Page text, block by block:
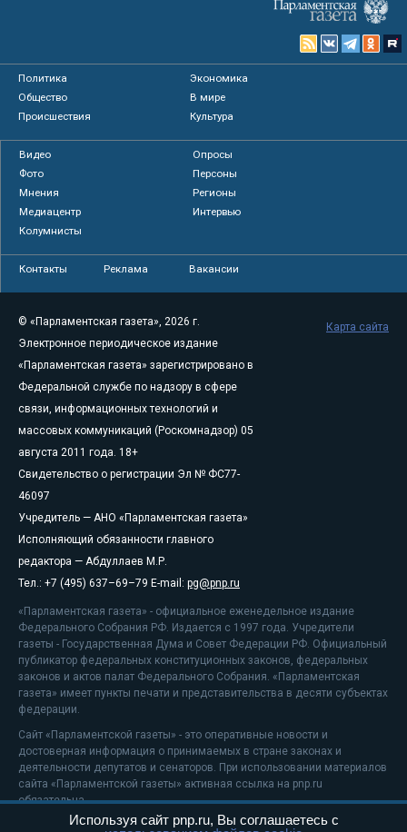
Политика
Экономика
Общество
В мире
Происшествия
Культура
Видео
Опросы
Фото
Персоны
Мнения
Регионы
Медиацентр
Интервью
Колумнисты
Контакты Реклама Вакансии
© «Парламентская газета», 2026 г.
Электронное периодическое издание
«Парламентская газета» зарегистрировано в
Федеральной службе по надзору в сфере
связи, информационных технологий и
массовых коммуникаций (Роскомнадзор) 05
августа 2011 года. 18+
Свидетельство о регистрации Эл № ФС77-
46097
Учредитель — АНО «Парламентская газета»
Исполняющий обязанности главного
редактора — Абдуллаев М.Р.
Тел.: +7 (495) 637–69–79 E-mail: pg@pnp.ru
«Парламентская газета» - официальное еженедельное издание
Федерального Собрания РФ. Издается с 1997 года. Учредители
газеты - Государственная Дума и Совет Федерации РФ. Официальный
публикатор федеральных конституционных законов, федеральных
законов и актов палат Федерального Собрания. «Парламентская
газета» имеет пункты печати и представительства в десяти субъектах
федерации.
Сайт «Парламентской газеты» - это оперативные новости и
достоверная информация о принимаемых в стране законах и
деятельности депутатов и сенаторов. При использовании материалов
сайта «Парламентской газеты» активная ссылка на pnp.ru
обязательна.
На информационном ресурсе применяютсярекомендательные
Карта сайта
Используя сайт pnp.ru, Вы соглашаетесь с